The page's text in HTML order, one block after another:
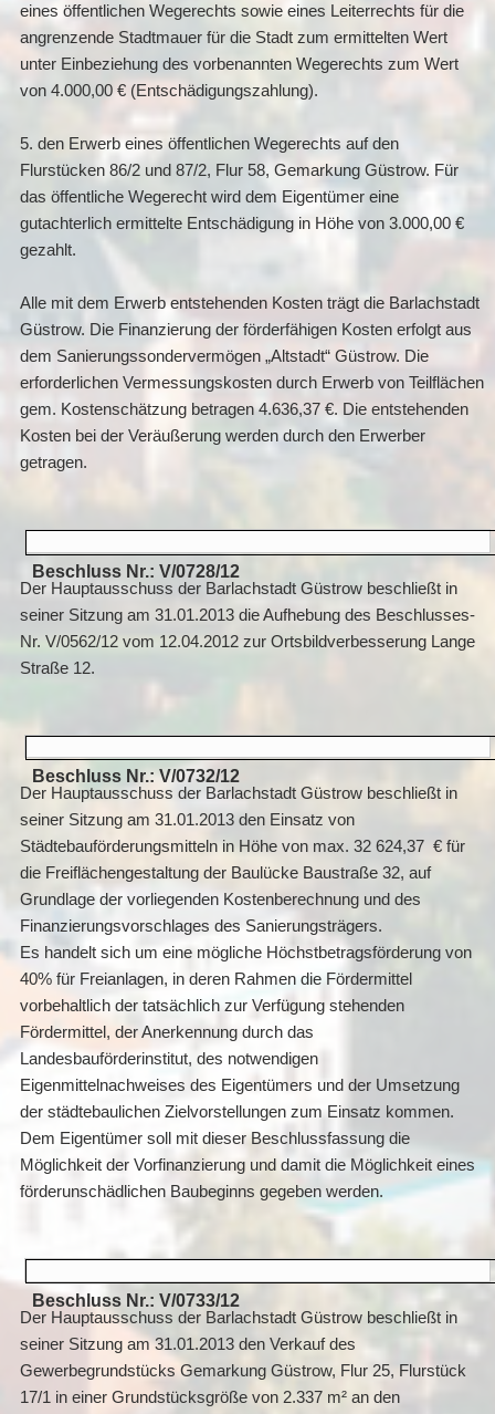
eines öffentlichen Wegerechts sowie eines Leiterrechts für die
angrenzende Stadtmauer für die Stadt zum ermittelten Wert
unter Einbeziehung des vorbenannten Wegerechts zum Wert
von 4.000,00 € (Entschädigungszahlung).
5. den Erwerb eines öffentlichen Wegerechts auf den
Flurstücken 86/2 und 87/2, Flur 58, Gemarkung Güstrow. Für
das öffentliche Wegerecht wird dem Eigentümer eine
gutachterlich ermittelte Entschädigung in Höhe von 3.000,00 €
gezahlt.
Alle mit dem Erwerb entstehenden Kosten trägt die Barlachstadt
Güstrow. Die Finanzierung der förderfähigen Kosten erfolgt aus
dem Sanierungssondervermögen „Altstadt“ Güstrow. Die
erforderlichen Vermessungskosten durch Erwerb von Teilflächen
gem. Kostenschätzung betragen 4.636,37 €. Die entstehenden
Kosten bei der Veräußerung werden durch den Erwerber
getragen.
Beschluss Nr.: V/0728/12
Der Hauptausschuss der Barlachstadt Güstrow beschließt in
seiner Sitzung am 31.01.2013 die Aufhebung des Beschlusses-
Nr. V/0562/12 vom 12.04.2012 zur Ortsbildverbesserung Lange
Straße 12.
Beschluss Nr.: V/0732/12
Der Hauptausschuss der Barlachstadt Güstrow beschließt in
seiner Sitzung am 31.01.2013 den Einsatz von
Städtebauförderungsmitteln in Höhe von max. 32 624,37 € für
die Freiflächengestaltung der Baulücke Baustraße 32, auf
Grundlage der vorliegenden Kostenberechnung und des
Finanzierungsvorschlages des Sanierungsträgers.
Es handelt sich um eine mögliche Höchstbetragsförderung von
40% für Freianlagen, in deren Rahmen die Fördermittel
vorbehaltlich der tatsächlich zur Verfügung stehenden
Fördermittel, der Anerkennung durch das
Landesbauförderinstitut, des notwendigen
Eigenmittelnachweises des Eigentümers und der Umsetzung
der städtebaulichen Zielvorstellungen zum Einsatz kommen.
Dem Eigentümer soll mit dieser Beschlussfassung die
Möglichkeit der Vorfinanzierung und damit die Möglichkeit eines
förderunschädlichen Baubeginns gegeben werden.
Beschluss Nr.: V/0733/12
Der Hauptausschuss der Barlachstadt Güstrow beschließt in
seiner Sitzung am 31.01.2013 den Verkauf des
Gewerbegrundstücks Gemarkung Güstrow, Flur 25, Flurstück
17/1 in einer Grundstücksgröße von 2.337 m² an den